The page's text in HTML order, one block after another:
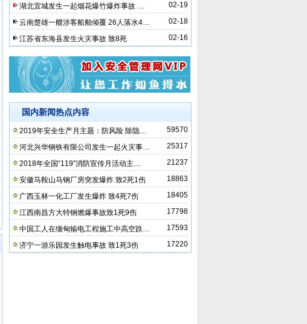
02-19
湖北宜城发生一起烟花爆竹爆炸事故 …
02-18
云南楚雄一艘涉客船舶倾覆 26人落水4…
02-16
江苏省东海县发生火灾事故 致8死
国内新闻热点内容
59570
2019年安全生产月主题：防风险 除隐…
25317
河北兴华钢铁有限公司发生一起火灾事…
21237
2018年全国“119”消防宣传月活动主…
18863
安徽马鞍山马钢厂房突发爆炸 致2死1伤
18405
广西玉林一化工厂发生爆炸 致4死7伤
17798
江西南昌方大特钢燃爆事故致1死9伤
17593
中国工人在缅甸输电工程施工中高空跌…
17220
济宁一游乐园发生触电事故 致1死3伤